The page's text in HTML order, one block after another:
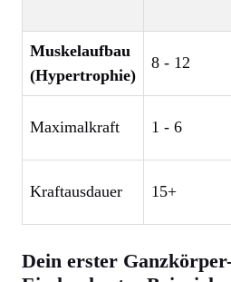
Muskelaufbau
(Hypertrophie)
8 - 12
Maximalkraft 1 - 6
Kraftausdauer 15+
Dein erster